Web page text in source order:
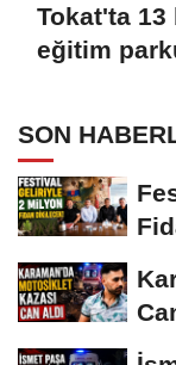
Tokat'ta
eğitim
SON